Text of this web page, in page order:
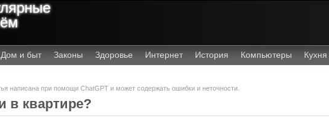
Дом и быт Законы Здоровье Интернет История Компьютеры Кухня
написана при помощи ChatGPT и может содержать ошибки и неточности.
в квартире?